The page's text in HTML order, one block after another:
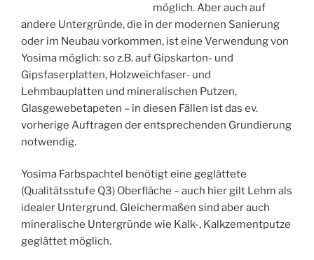
möglich. Aber auch auf
andere Untergründe, die in der modernen Sanierung
oder im Neubau vorkommen, ist eine Verwendung von
Yosima möglich: so z.B. auf Gipskarton- und
Gipsfaserplatten, Holzweichfaser- und
Lehmbauplatten und mineralischen Putzen,
Glasgewebetapeten – in diesen Fällen ist das ev.
vorherige Auftragen der entsprechenden Grundierung
notwendig.
Yosima Farbspachtel benötigt eine geglättete
(Qualitätsstufe Q3) Oberfläche – auch hier gilt Lehm als
idealer Untergrund. Gleichermaßen sind aber auch
mineralische Untergründe wie Kalk-, Kalkzementputze
geglättet möglich.